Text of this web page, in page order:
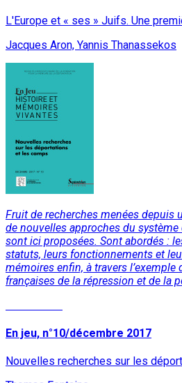
L'Europe et « ses » Juifs. Une
Jacques Aron, Yannis Thanassekos
Fruit de recherches menées depuis
de nouvelles approches du
sont ici proposées. Sont abordés :
statuts, leurs fonctionnements et
mémoires enfin, à travers
françaises de la répression et de la
En jeu, n°10/décembre 2017
Nouvelles recherches sur les